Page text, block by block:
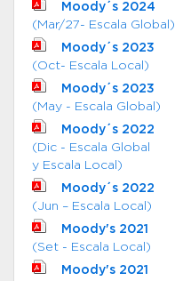
Moody´s 2024
(Mar/27- Escala Global)
Moody´s 2023
(Oct- Escala Local)
Moody´s 2023
(May - Escala Global)
Moody´s 2022
(Dic - Escala Global
y Escala Local)
Moody´s 2022
(Jun – Escala Local)
Moody's 2021
(Set - Escala Local)
Moody's 2021